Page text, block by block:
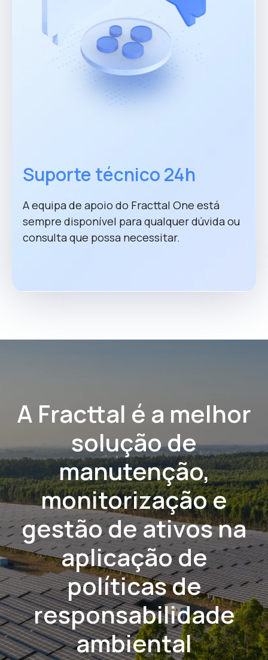
Suporte técnico 24h
A equipa de apoio do Fracttal One está
sempre disponível para qualquer dúvida ou
consulta que possa necessitar.
A Fracttal é a melhor
solução de
manutenção,
monitorização e
gestão de ativos na
aplicaçãode
políticas de
responsabilidade
ambiental